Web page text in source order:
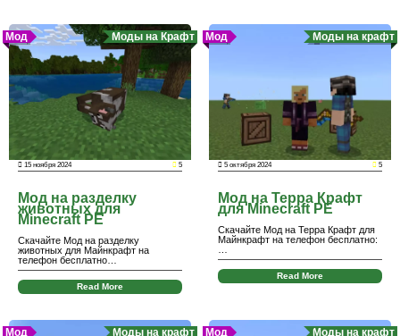
Мод Моды на Крафт
15 ноября 2024 5
Мод на разделку
животных для
Minecraft PE
Скачайте Мод на разделку
животных для Майнкрафт на
телефон бесплатно…
Read More
Мод Моды на крафт
5 октября 2024 5
Мод на Терра Крафт
для Minecraft PE
Скачайте Мод на Терра Крафт для
Майнкрафт на телефон бесплатно:
Read More
Мод Моды на крафт Мод Моды на крафт